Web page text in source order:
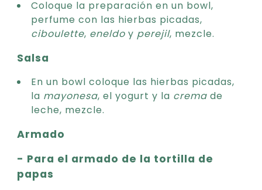
Coloque la preparación en un bowl,
perfume con las hierbas picadas,
ciboulette, eneldo y perejil, mezcle.
Salsa
En un bowl coloque las hierbas picadas,
la mayonesa, el yogurt y la crema de
leche, mezcle.
Armado
- Para el armado de la tortilla de
papas